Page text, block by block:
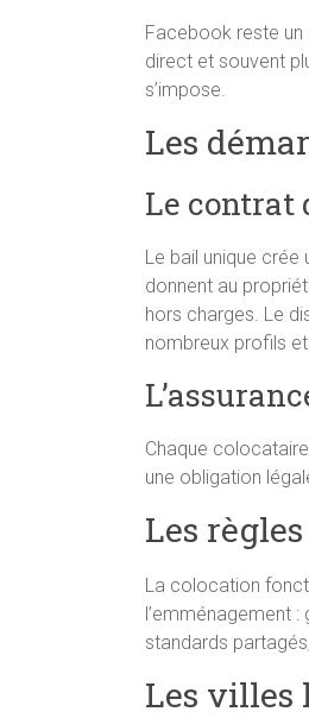
Facebook reste
direct et souvent
s’impose.
Les
Le contrat
Le bail unique
donnent au
hors charges. Le
nombreux profils
Chaque
une obligation
Les
La colocation
l’emménagement
standards
Les villes